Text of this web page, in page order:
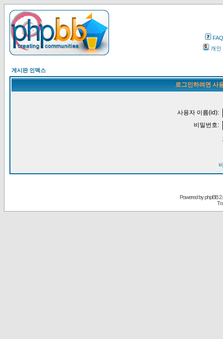
FAQ
개인
게시판 인덱스
로그인하려면 사
사용자 이름(id):
비밀번호:
Powered byphpBB